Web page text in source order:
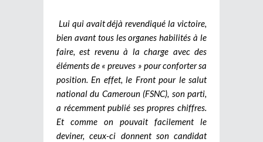
Lui qui avait déjà revendiqué la victoire,
bien avant tous les organes habilités à le
faire, est revenu à la charge avec des
éléments de « preuves » pour conforter sa
position. En effet, le Front pour le salut
national du Cameroun (FSNC), son parti,
a récemment publié ses propres chiffres.
Et comme on pouvait facilement le
deviner, ceux-ci donnent son candidat